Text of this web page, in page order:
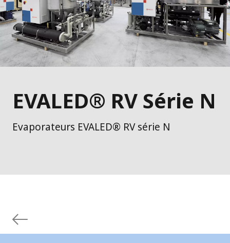
EVALED® RV Série N
Evaporateurs EVALED® RV série N